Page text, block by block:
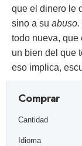
que el dinero le
sino a su abuso.
todo nueva, que
un bien del que
eso implica,
Comprar
Cantidad
Idioma